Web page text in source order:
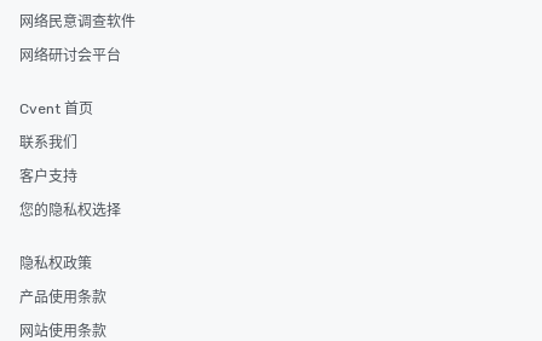
网络民意调查软件
网络研讨会平台
Cvent 首页
联系我们
客户支持
您的隐私权选择
隐私权政策
产品使用条款
网站使用条款